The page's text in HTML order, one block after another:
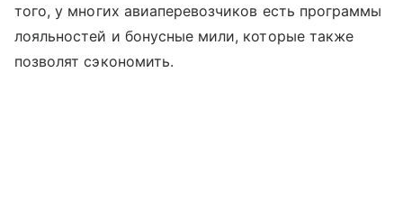
того, у многих авиаперевозчиков есть программы
лояльностей и бонусные мили, которые также
позволят сэкономить.